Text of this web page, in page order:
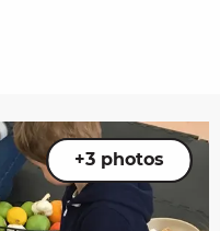
+3 photos